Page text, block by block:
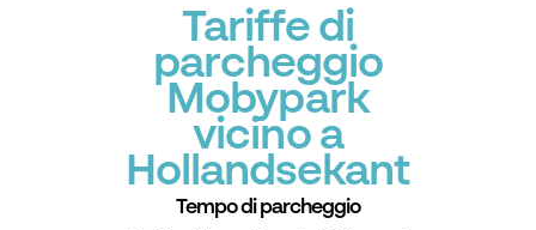
Tariffe di
parcheggio
Mobypark
vicino a
Hollandsekant
Tempo di parcheggio